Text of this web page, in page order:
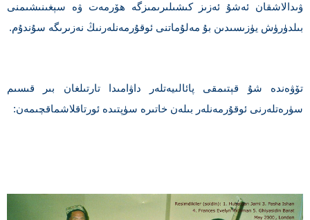
ۋىدالاشقان ئەشۇ ئەزىز كىشىلىرىمىزگە ھۆرمەت ۋە سېغىنىشىمنى
بىلدۈرۈش يۈزىسىدىن بۇ مەلۇماتنى ئوقۇرمەنلەرنىڭ نەزىرىگە سۇندۇم.
تۆۋەندە شۇ قېتىمقى پائالىيەتلەر داۋامىدا تارتىلغان بىر قىسىم
سۈرەتلەرنى ئوقۇرمەنلەر بىلەن خاتىرە سۈپتىدە ئورتاقلاشماقچىمەن: